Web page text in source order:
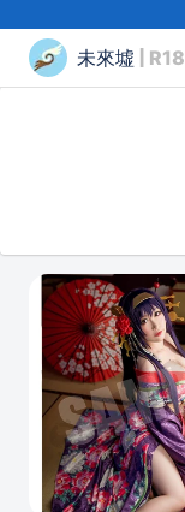
未來墟 | R18